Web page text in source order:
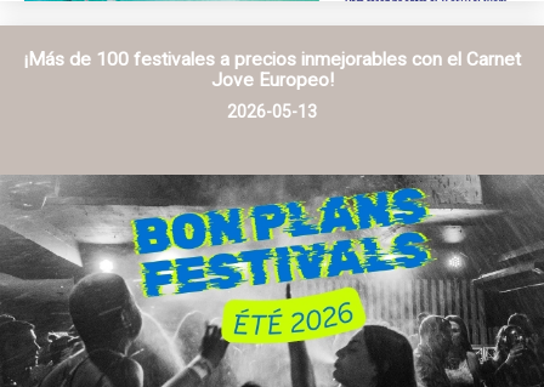
¡Más de 100 festivales a precios inmejorables con el Carnet
Jove Europeo!
2026-05-13
INFO